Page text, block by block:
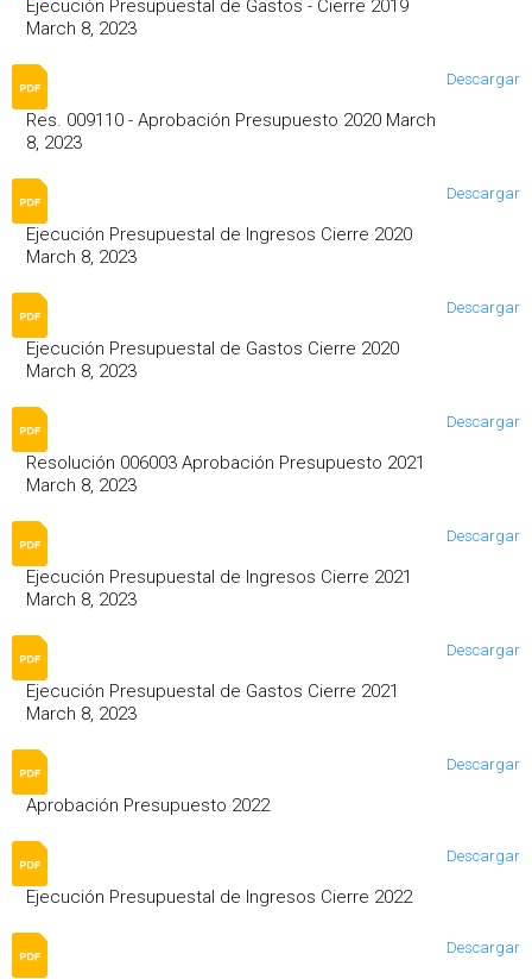
Ejecución Presupuestal de Gastos - Cierre 2019
March 8, 2023
Res. 009110 - Aprobación Presupuesto 2020 March
8, 2023
Descargar
Ejecución Presupuestal de Ingresos Cierre 2020
March 8, 2023
Descargar
Ejecución Presupuestal de Gastos Cierre 2020
March 8, 2023
Descargar
Resolución 006003 Aprobación Presupuesto 2021
March 8, 2023
Descargar
Ejecución Presupuestal de Ingresos Cierre 2021
March 8, 2023
Descargar
Ejecución Presupuestal de Gastos Cierre 2021
March 8, 2023
Descargar
Aprobación Presupuesto 2022
Descargar
Ejecución Presupuestal de Ingresos Cierre 2022
Descargar
Descargar